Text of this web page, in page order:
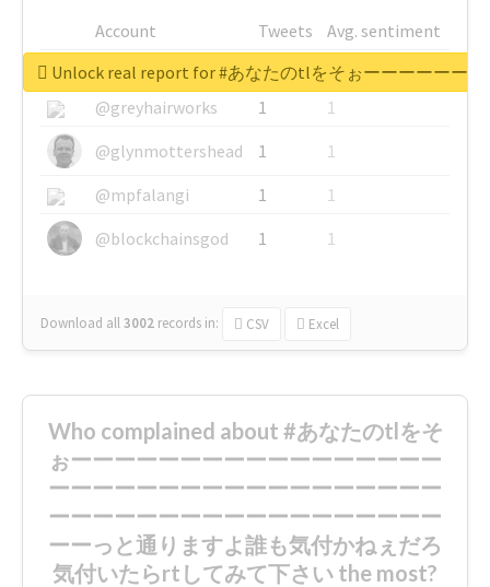
Account Tweets
Avg. sentiment
@igauci
1
1
@greyhairworks
1
1
@glynmottershead
1
1
@mpfalangi
1
1
@blockchainsgod
1 1
Download all3002 records in: CSV Excel
Unlock real report for #あなたのtlをそぉーーーーーー
Who complained about #あなたのtlをそ
ぉーーーーーーーーーーーーーーーーー
ーーーーーーーーーーーーーーーーーー
ーーーーーーーーーーーーーーーーーー
ーーっと通りますよ誰も気付かねぇだろ
気付いたらrtしてみて下さい the most?